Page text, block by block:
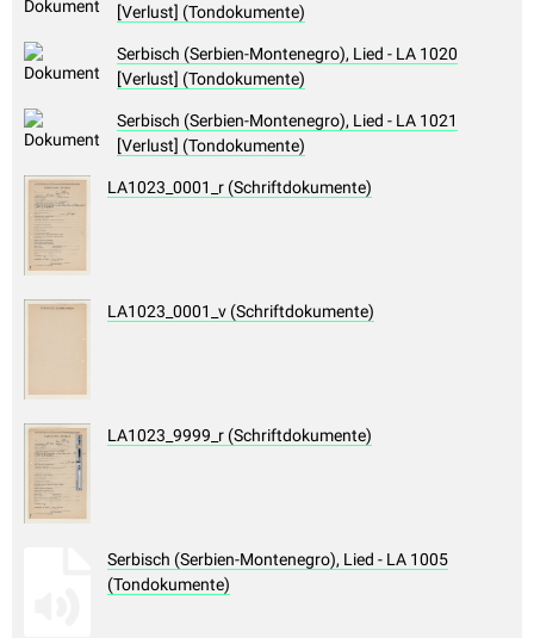
[Verlust] (Tondokumente)
Serbisch (Serbien-Montenegro), Lied - LA 1020
[Verlust] (Tondokumente)
Serbisch (Serbien-Montenegro), Lied - LA 1021
[Verlust] (Tondokumente)
LA1023_0001_r (Schriftdokumente)
LA1023_0001_v (Schriftdokumente)
LA1023_9999_r (Schriftdokumente)
Serbisch (Serbien-Montenegro), Lied - LA 1005
(Tondokumente)